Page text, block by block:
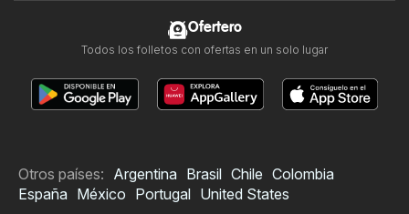
Ofertero
Todos los folletos con ofertas en un solo lugar
Otros países: Argentina Brasil Chile Colombia
España México Portugal United States